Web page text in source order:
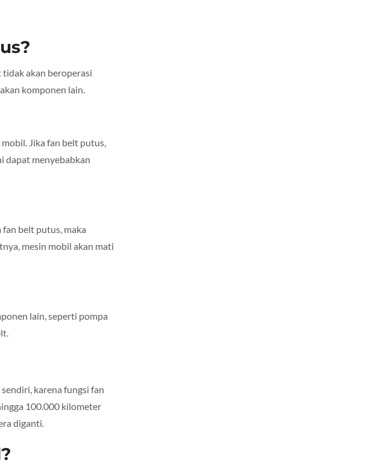
akan beroperasi
komponen lain.
Jika fan belt putus,
dapat menyebabkan
belt putus, maka
mesin mobil akan mati
lain, seperti pompa
karena fungsi fan
100.000 kilometer
diganti.